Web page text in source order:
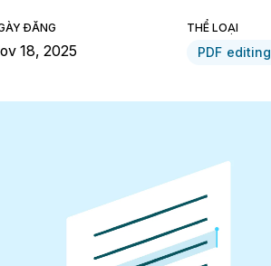
ĐĂNG
18, 2025
THỂ LOẠI
PDF editing